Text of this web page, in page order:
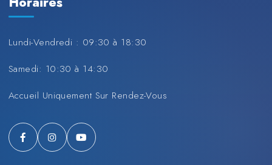
Lundi-Vendredi : 09:30 à 18:30
Samedi: 10:30 à 14:30
Accueil Uniquement Sur Rendez-Vous